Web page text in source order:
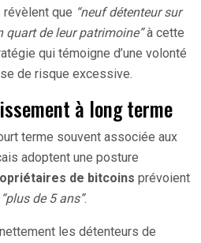
révèlent que “neuf détenteur sur
quart de leur patrimoine”à cette
qui témoigne d’une volonté
de risque excessive.
à long terme
terme souvent associée aux
adoptent une posture
de bitcoins prévoient
“plus de 5 ans”.
les détenteurs de